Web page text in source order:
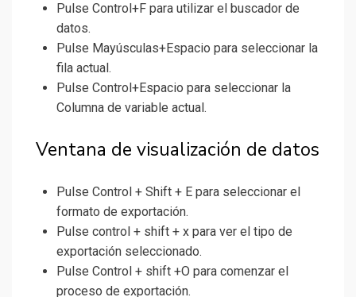
Pulse Control+F para utilizar el buscador de
datos.
Pulse Mayúsculas+Espacio para seleccionar la
fila actual.
Pulse Control+Espacio para seleccionar la
Columna de variable actual.
Ventana de visualización de datos
Pulse Control + Shift + E para seleccionar el
formato de exportación.
Pulse control + shift + x para ver el tipo de
exportación seleccionado.
Pulse Control + shift +O para comenzar el
proceso de exportación.